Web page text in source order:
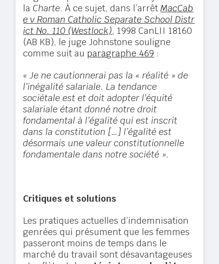
laCharte. À ce sujet, dans l’arrêtMacCab
e v Roman Catholic Separate School Distr
ict No. 110 (Westlock), 1998 CanLII 18160
(AB KB), le juge Johnstone souligne
comme suit au paragraphe 469 :
« Je ne cautionnerai pas la « réalité » de
l’inégalité salariale. La tendance
sociétale est et doit adopter l’équité
salariale étant donné notre droit
fondamental à l’égalité qui est inscrit
dans la constitution […] l’égalité est
désormais une valeur constitutionnelle
fondamentale dans notre société ».
Critiques et solutions
Les pratiques actuelles d’indemnisation
genrées qui présument que les femmes
passeront moins de temps dans le
marché du travail sont désavantageuses